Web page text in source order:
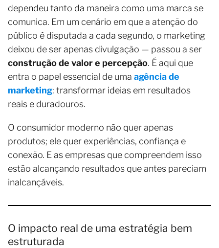
dependeu tanto da maneira como uma marca se
comunica. Em um cenário em que a atenção do
público é disputada a cada segundo, o marketing
deixou de ser apenas divulgação — passou a ser
construção de valor e percepção. É aqui que
entra o papel essencial de uma agência de
marketing: transformar ideias em resultados
reais e duradouros.
O consumidor moderno não quer apenas
produtos; ele quer experiências, confiança e
conexão. E as empresas que compreendem isso
estão alcançando resultados que antes pareciam
inalcançáveis.
O impacto real de uma estratégia bem
estruturada